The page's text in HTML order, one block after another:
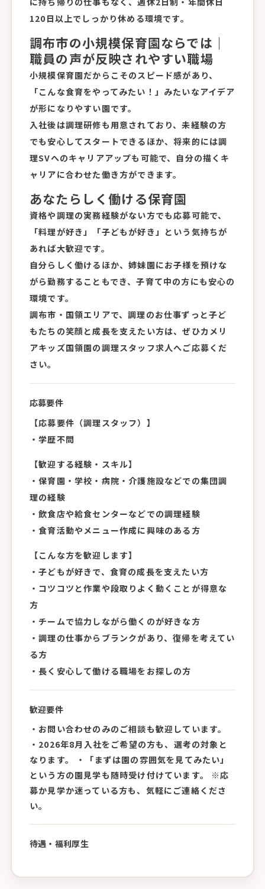
120日以上でしっかり休める環境です。
調布市の小規模保育園ならでは｜
職員の声が反映されやすい職場
小規模保育園だからこそのスピード感があり、
「こんな食育をやってみたい！」みたいなアイデア
が形になりやすい園です。
入社後は調理研修も用意されており、未経験の方
でも安心してスタートできるほか、将来的には調
理SVへのキャリアアップも可能で、自分の描くキ
ャリアに合わせた働き方ができます。
あなたらしく働ける保育園
資格や調理の実務経験がない方でも応募可能で、
「料理が好き」「子どもが好き」という気持ちが
あれば大歓迎です。
自分らしく働けるほか、姉妹園にお子様を預けな
がら勤務することもでき、子育て中の方にも安心の
環境です。
調布市・国領エリアで、調理のお仕事ずっと子ど
もたちの笑顔と成長を支えたい方は、ぜひカメリ
アキッズ国領園の調理スタッフ求人へご応募くだ
さい。
応募要件
【応募要件（調理スタッフ）】
・学歴不問
【歓迎する経験・スキル】
・保育園・学校・病院・介護施設などでの集団調
理の経験
・飲食店や給食センターなどでの調理経験
・食育活動やメニュー作成に興味のある方
【こんな方を歓迎します】
・子どもが好きで、食育の成長を支えたい方
・コツコツと作業や段取りよく動くことが得意な
方
・チームで協力しながら働くのが好きな方
・調理の仕事からブランクがあり、復帰を考えてい
る方
・長く安心して働ける職場をお探しの方
歓迎要件
・お問い合わせのみのご相談も歓迎しています。
・2026年8月入社をご希望の方も、選考の対象と
なります。 ・「まずは園の雰囲気を見てみたい」
という方の園見学も随時受け付けています。 ※応
募か見学か迷っている方も、気軽にご連絡くださ
い。
待遇・福利厚生